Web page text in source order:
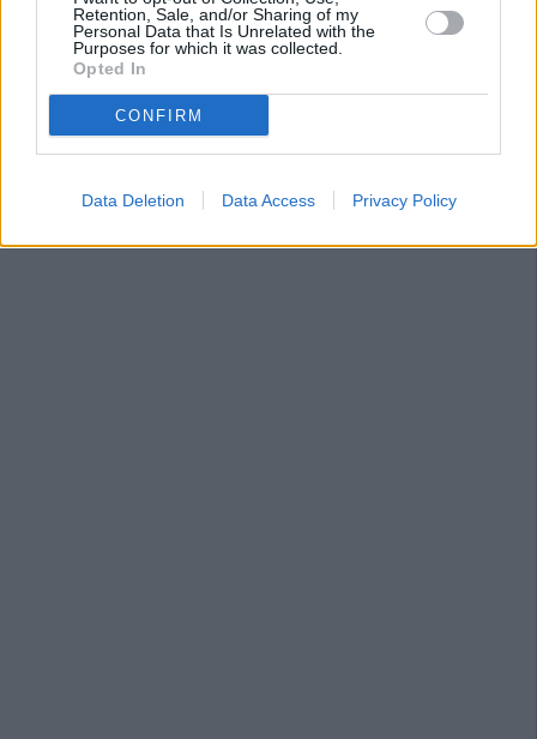
Retention, Sale, and/or Sharing of my
Personal Data that Is Unrelated with the
Purposes for which it was collected.
Opted In
CONFIRM
Data Deletion Data Access Privacy Policy